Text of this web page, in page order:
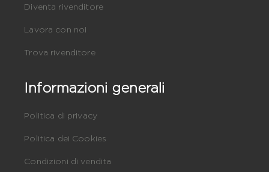
Diventa rivenditore
Lavora con noi
Trova rivenditore
Informazioni generali
Politica di privacy
Politica dei Cookies
Condizioni di vendita